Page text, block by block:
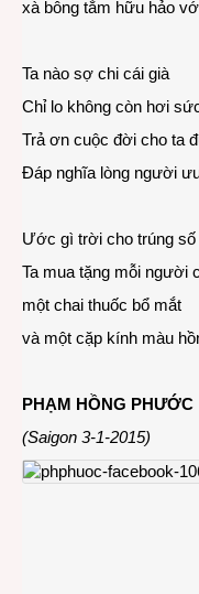
xà bông tắm hữu hảo
Ta nào sợ chi cái già
Chỉ lo không còn hơi
Trả ơn cuộc đời cho ta
Đáp nghĩa lòng người
Ước gì trời cho trúng số
Ta mua tặng mỗi người
một chai thuốc bổ mắt
và một cặp kính màu
PHẠM HỒNG PHƯỚC
(Saigon 3-1-2015)